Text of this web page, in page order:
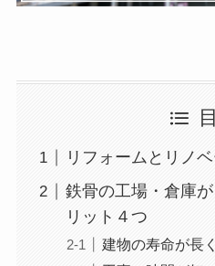
リフォームとリノ
鉄骨の工場・倉庫
リット４つ
建物の寿命が長